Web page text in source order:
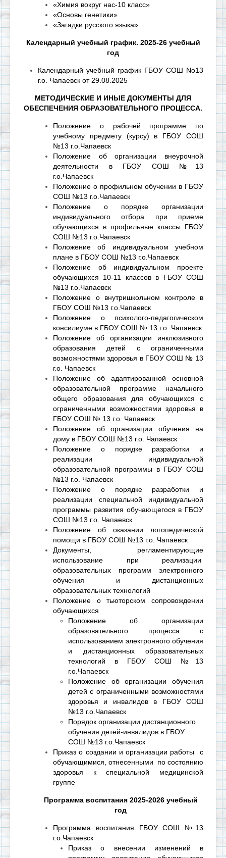
«Химия вокруг нас-10 класс»
«Основы генетики»
«Загадки русского языка»
Календарный учебный график. 2025-26 учебный
год
Календарный учебный график ГБОУ СОШ No13
г.о. Чапаевск от 29.08.2025
МЕТОДИЧЕСКИЕ И ИНЫЕ ДОКУМЕНТЫ ДЛЯ
ОБЕСПЕЧЕНИЯ ОБРАЗОВАТЕЛЬНОГО ПРОЦЕССА.
Положение о рабочей программе по
учебному предмету (курсу) в ГБОУ СОШ
№13 г.о.Чапаевск
Положение об организации внеурочной
деятельности в ГБОУ СОШ №13
г.о.Чапаевск
Положение о профильном обучении в ГБОУ
СОШ №13 г.о.Чапаевск
Положение о порядке организации
индивидуального отбора при приеме
обучающихся в профильные классы ГБОУ
СОШ №13 г.о.Чапаевск
Положение об индивидуальном учебном
плане в ГБОУ СОШ №13 г.о.Чапаевск
Положение об индивидуальном проекте
обучающихся 10-11 классов в ГБОУ СОШ
№13 г.о.Чапаевск
Положение о внутришкольном контроле в
ГБОУ СОШ №13 г.о.Чапаевск
Положение о психолого-педагогическом
консилиуме в ГБОУ СОШ № 13 г.о. Чапаевск
Положение об организации инклюзивного
образования детей с ограниченными
возможностями здоровья в ГБОУ СОШ № 13
г.о. Чапаевск
Положение об адаптированной основной
образовательной программе начального
общего образования для обучающихся с
ограниченными возможностями здоровья в
ГБОУ СОШ № 13 г.о. Чапаевск
Положение об организации обучения на
дому в ГБОУ СОШ №13 г.о. Чапаевск
Положение о порядке разработки и
реализации индивидуальной
образовательной программы в ГБОУ СОШ
№13 г.о. Чапаевск
Положение о порядке разработки и
реализации специальной индивидуальной
программы развития обучающегося в ГБОУ
СОШ №13 г.о. Чапаевск
Положение об оказании логопедической
помощи в ГБОУ СОШ №13 г.о. Чапаевск
Документы, регламентирующие
использование при реализации
образовательных программ электронного
обучения и дистанционных
образовательных технологий
Положение
о тьюторском
сопровождении
обучающихся
Положение об организации
образовательного процесса с
использованием электронного обучения
и дистанционных образовательных
технологий в ГБОУ СОШ №13
г.о.Чапаевск
Положение об организации обучения
детей с ограниченными возможностями
здоровья и инвалидов в ГБОУ СОШ
№13 г.о.Чапаевск
Порядок организации дистанционного
обучения детей-инвалидов в ГБОУ
СОШ №13 г.о.Чапаевск
Приказ о создании и организации работы с
обучающимися, отнесенными по состоянию
здоровья к специальной медицинской
группе
Программа воспитания 2025-2026 учебный
год
Программа воспитания ГБОУ СОШ №13
г.о.Чапаевск
Приказ о внесении изменений в